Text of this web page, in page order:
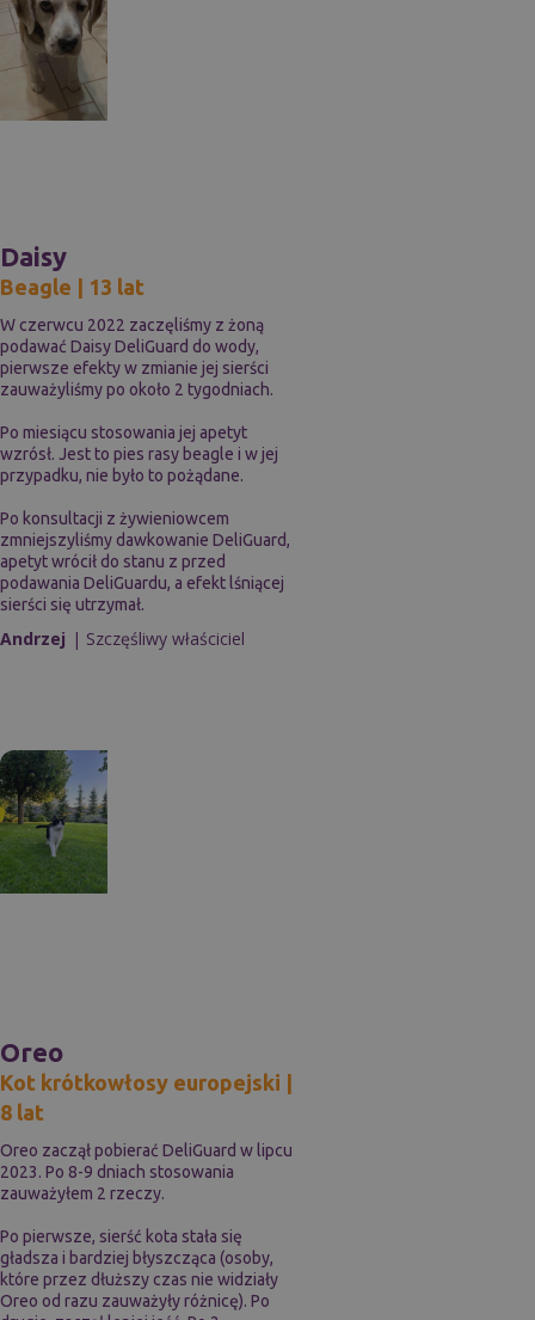
Daisy
Beagle | 13 lat
W czerwcu 2022 zaczęliśmy z żoną
podawać Daisy DeliGuard do wody,
pierwsze efekty w zmianie jej sierści
zauważyliśmy po około 2 tygodniach.
Po miesiącu stosowania jej apetyt
wzrósł. Jest to pies rasy beagle i w jej
przypadku, nie było to pożądane.
Po konsultacji z żywieniowcem
zmniejszyliśmy dawkowanie DeliGuard,
apetyt wrócił do stanu z przed
podawania DeliGuardu, a efekt lśniącej
sierści się utrzymał.
Andrzej | Szczęśliwy właściciel
Oreo
Kot krótkowłosy europejski |
8 lat
Oreo zaczął pobierać DeliGuard w lipcu
2023. Po 8-9 dniach stosowania
zauważyłem 2 rzeczy.
Po pierwsze, sierść kota stała się
gładsza i bardziej błyszcząca (osoby,
które przez dłuższy czas nie widziały
Oreo od razu zauważyły różnicę). Po